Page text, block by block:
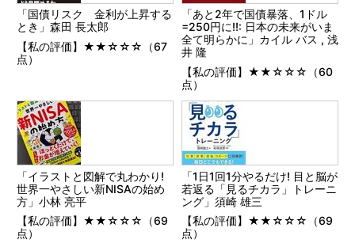
「国債リスク 金利が上昇する
とき」森田 長太郎
【私の評価】★★☆☆☆（67
点）
「あと2年で国債暴落、1ドル
=250円に!!: 日本の未来がいま
全て明らかに」カイル バス , 浅
井 隆
【私の評価】★★☆☆☆（60
点）
「イラストと図解で丸わかり!
世界一やさしい新NISAの始め
方」小林 亮平
【私の評価】★★☆☆☆（69
点）
「1日1回1分やるだけ! 目と脳が
若返る「見るチカラ」トレーニ
ング」須崎 雄三
【私の評価】★★☆☆☆（69
点）